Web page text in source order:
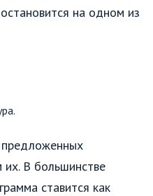
на одном из
их. В большинстве
ставится как